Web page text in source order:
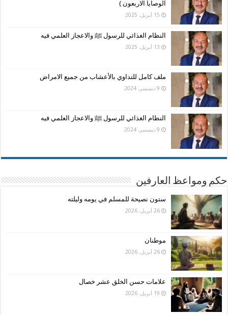
الوصايا الاربعون )
15 أبريل، 2025
النظام الغذائي للرسول ﷺ والاعجاز العلمي فيه
13 أبريل، 2025
ملف كامل للتداوي بالأعشاب من جميع الامراض
9 ديسمبر، 2024
النظام الغذائي للرسول ﷺ والاعجاز العلمي فيه
9 ديسمبر، 2024
حكم ومواعظ العارفين
ستون نصيحة للمسلم في يومه وليلته
26 أبريل، 2026
موطنان
26 أبريل، 2026
علامات حسن الخلق عشر خصال
19 أبريل، 2026